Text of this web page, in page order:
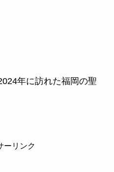
年に訪れた福岡の聖
ーリンク